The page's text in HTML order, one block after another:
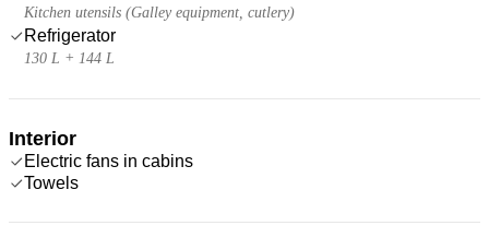
Kitchen utensils (Galley equipment, cutlery)
Refrigerator
130 L + 144 L
Interior
Electric fans in cabins
Towels